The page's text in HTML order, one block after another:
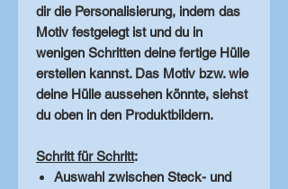
dir die Personalisierung, indem das
Motiv festgelegt ist und du in
wenigen Schritten deine fertige Hülle
erstellen kannst. Das Motiv bzw. wie
deine Hülle aussehen könnte, siehst
du oben in den Produktbildern.
Schritt für Schritt:
Auswahl zwischen Steck- und